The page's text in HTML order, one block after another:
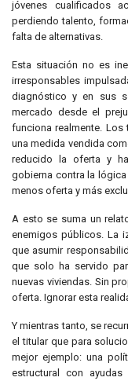
jóvenes cualificados
perdiendo talento,
falta de alternativas.
Esta situación no es
irresponsables
diagnóstico y en sus
mercado desde el
funciona realmente.
una medida vendida
reducido la oferta y
gobierna contra la
menos oferta y más
A esto se suma un
enemigos públicos. La
que asumir
que solo ha servido
nuevas viviendas. Sin
oferta. Ignorar esta
Y mientras tanto, se
el titular que para
mejor ejemplo: una
estructural con